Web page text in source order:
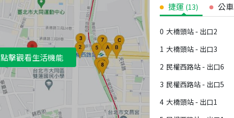
點擊觀看生活機能
捷運 (13) 公車
0 大橋頭站 - 出口2
1 大橋頭站 - 出口3
2 民權西路站 - 出口6
3 民權西路站 - 出口5
4 大橋頭站 - 出口1